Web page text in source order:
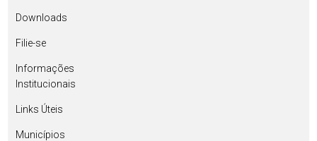
Downloads
Filie-se
Informações
Institucionais
Links Úteis
Municípios